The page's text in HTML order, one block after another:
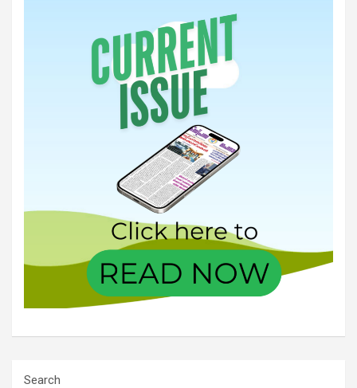
Search